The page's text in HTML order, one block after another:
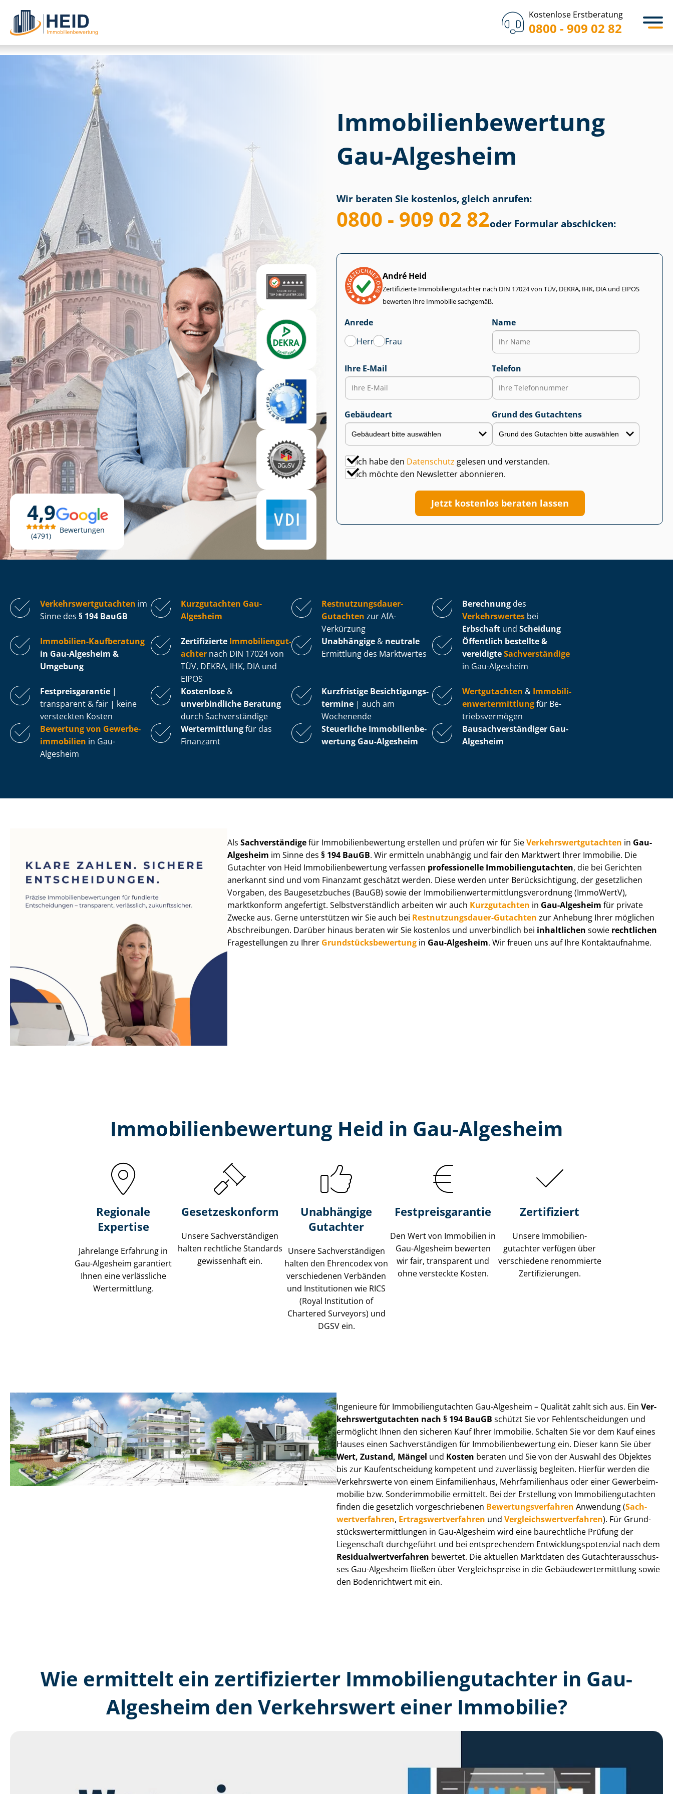
Kostenlose Erstberatung
0800 - 909 02 82
4,9
4791
Bewertungen
Immobilien­bewertung
Gau-Algesheim
Wir beraten Sie kostenlos, gleich anrufen:
0800 - 909 02 82oder Formular abschicken:
André Heid
Zertifizierte Im­mo­bi­li­en­gut­ach­ter nach DIN 17024 von TÜV, DEKRA, IHK, DIA und EIPOS
bewerten Ihre Immobilie sachgemäß.
Anrede
Herr
Frau
Name
Ihre E-Mail Telefon
Gebäudeart Grund des Gutachtens
Ich habe den Datenschutz gelesen und verstanden.
Ich möchte den Newsletter abonnieren.
Jetzt kostenlos beraten lassen
Ver­kehrs­wert­gut­ach­ten im
Sinne des § 194 BauGB
Kurzgutachten Gau-
Algesheim
Rest­nut­zungs­dau­er-
Gutachten zur AfA-
Verkürzung
Berechnung des
Verkehrswertes bei
Erbschaft und Scheidung
Immobilien-Kaufberatung
in Gau-Algesheim &
Umgebung
Zertifizierte Im­mo­bi­li­en­gut­
ach­ter nach DIN 17024 von
TÜV, DEKRA, IHK, DIA und
EIPOS
Unabhängige & neutrale
Ermittlung des Marktwertes
Öffentlich bestellte &
vereidigteSachverständige
in Gau-Algesheim
Fest­preis­ga­ran­tie |
transparent & fair | keine
versteckten Kosten
Kostenlose &
unverbindliche Beratung
durch Sachverständige
Kurzfristige Be­sich­ti­gungs­
ter­mi­ne | auch am
Wochenende
Wertgutachten & Im­mo­bi­li­
en­wert­ermitt­lungfür Be­
triebs­ver­mö­gen
Bewertung von Ge­wer­be­
im­mo­bi­li­en in Gau-
Algesheim
Wertermittlungfür das
Finanzamt
Steuerliche Im­mo­bi­li­en­be­
wer­tung Gau-Algesheim
Bau­sach­ver­stän­di­ger Gau-
Algesheim
AlsSachverständigefür Im­mo­bi­li­en­be­wer­tung erstellen und prüfen wir für SieVer­kehrs­wert­gut­ach­ten in Gau-
Algesheim im Sinne des§ 194 BauGB. Wir ermitteln unabhängig und fair den Marktwert Ihrer Immobilie. Die
Gutachter von Heid Im­mo­bi­li­en­be­wer­tung verfassen professionelle Im­mo­bi­li­en­gut­ach­ten, die bei Gerichten
anerkannt sind und vom Finanzamt geschätzt werden. Diese werden unter Be­rück­sich­ti­gung, der gesetzlichen
Vorgaben, des Baugesetzbuches (BauGB) sowie der Im­mo­bi­li­en­wert­ermitt­lungs­ver­ord­nung (ImmoWertV),
marktkonform angefertigt. Selbst­ver­ständ­lich arbeiten wir auch Kurzgutachten in Gau-Algesheim für private
Zwecke aus. Gerne unterstützen wir Sie auch bei Rest­nut­zungs­dau­er-Gutachten zur Anhebung Ihrer möglichen
Abschreibungen. Darüber hinaus beraten wir Sie kostenlos und unverbindlich bei inhaltlichen sowie rechtlichen
Fragestellungen zu Ihrer Grund­stücks­be­wer­tung in Gau-Algesheim. Wir freuen uns auf Ihre Kontaktaufnahme.
Immobilien­bewertung Heid in Gau-Algesheim
Regionale
Expertise
Jahrelange Erfahrung in
Gau-Algesheim garantiert
Ihnen eine verlässliche
Wertermittlung.
Gesetzes­konform
Unsere Sach­ver­stän­di­gen
halten rechtliche Standards
gewissenhaft ein.
Unabhängige
Gutachter
Unsere Sach­ver­stän­di­gen
halten den Ehrencodex von
verschiedenen Verbänden
und Institutionen wie RICS
(Royal Institution of
Chartered Surveyors) und
DGSV ein.
Festpreis​garantie
Den Wert von Immobilien in
Gau-Algesheim bewerten
wir fair, transparent und
ohne versteckte Kosten.
Zertifiziert
Unsere Immobilien­
gutachter verfügen über
verschiedene renommierte
Zer­ti­fi­zie­run­gen.
Ingenieure für Im­mo­bi­li­en­gut­ach­ten Gau-Algesheim – Qualität zahlt sich aus. Ein Ver­
kehrs­wert­gut­ach­ten nach § 194 BauGB schützt Sie vor Fehl­ent­schei­dun­gen und
ermöglicht Ihnen den sicheren Kauf Ihrer Immobilie. Schalten Sie vor dem Kauf eines
Hauses einen Sach­ver­stän­di­gen für Im­mo­bi­li­en­be­wer­tung ein. Dieser kann Sie über
Wert, Zustand, Mängel und Kosten beraten und Sie von der Auswahl des Objektes
bis zur Kauf­ent­schei­dung kompetent und zuverlässig begleiten. Hierfür werden die
Verkehrswerte von einem Einfamilienhaus, Mehr­fa­mi­li­en­haus oder einer Ge­wer­be­im­
mo­bi­lie bzw. Sonderimmobilie ermittelt. Bei der Erstellung von Im­mo­bi­li­en­gut­ach­ten
finden die gesetzlich vor­ge­schrie­be­nen Be­wer­tungs­ver­fah­ren Anwendung (Sach­
wert­ver­fah­ren, Er­trags­wert­ver­fah­ren und Ver­gleichs­wert­ver­fah­ren). Für Grund­
stücks­wert­ermitt­lun­gen in Gau-Algesheim wird eine baurechtliche Prüfung der
Liegenschaft durchgeführt und bei entsprechendem Ent­wick­lungs­po­ten­zi­al nach dem
Re­si­du­al­wert­ver­fah­ren bewertet. Die aktuellen Marktdaten des Gut­ach­ter­aus­schus­
ses Gau-Algesheim fließen über Ver­gleichs­prei­se in die Ge­bäu­de­wert­ermitt­lung sowie
den Bodenrichtwert mit ein.
Wie ermittelt ein zertifizierter Immobilien­gutachter in Gau-
Algesheim den Verkehrswert einer Immobilie?